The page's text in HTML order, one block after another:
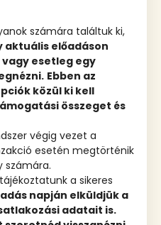
számára találtuk ki,
előadáson
esetleg egy
Ebben az
közül ki kell
összeget és
végig vezet a
esetén megtörténik
számára.
a sikeres
napján elküldjük a
adatait is.